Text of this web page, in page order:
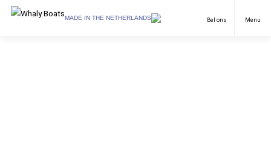
MADE IN THE NETHERLANDS Bel ons Menu
SELECT LANGUAGE